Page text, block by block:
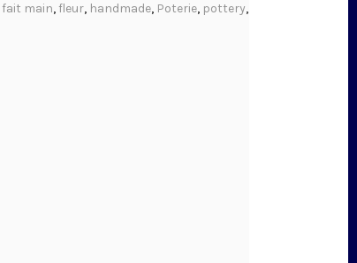
fait main,fleur, handmade, Poterie, pottery,